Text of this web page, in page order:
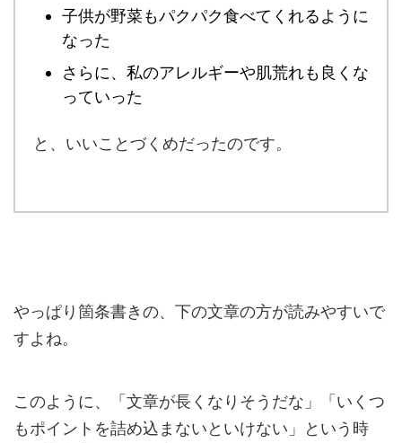
子供が野菜もパクパク食べてくれるように
なった
さらに、私のアレルギーや肌荒れも良くな
っていった
と、いいことづくめだったのです。
やっぱり箇条書きの、下の文章の方が読みやすいで
すよね。
このように、「文章が長くなりそうだな」「いくつ
もポイントを詰め込まないといけない」という時